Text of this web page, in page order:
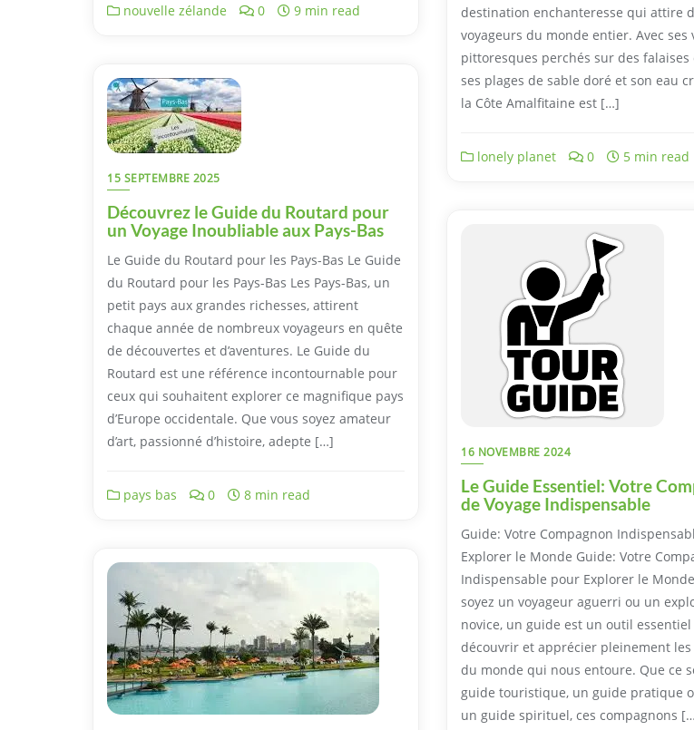
nouvelle zélande 0 9 min read
destination enchanteresse qui attire
voyageurs du monde entier. Avec ses
pittoresques perchés sur des falaises
ses plages de sable doré et son eau
la Côte Amalfitaine est […]
lonely planet 0 5 min read
15 SEPTEMBRE 2025
Découvrez le Guide du Routard pour
un Voyage Inoubliable aux Pays-Bas
Le Guide du Routard pour les Pays-Bas Le Guide
du Routard pour les Pays-Bas Les Pays-Bas, un
petit pays aux grandes richesses, attirent
chaque année de nombreux voyageurs en quête
de découvertes et d’aventures. Le Guide du
Routard est une référence incontournable pour
ceux qui souhaitent explorer ce magnifique pays
d’Europe occidentale. Que vous soyez amateur
d’art, passionné d’histoire, adepte […]
pays bas 0 8 min read
16 NOVEMBRE 2024
Le Guide Essentiel: Votre
de Voyage Indispensable
Guide: Votre Compagnon
Explorer le Monde Guide: Votre
Indispensable pour Explorer le
soyez un voyageur aguerri ou un
novice, un guide est un outil
découvrir et apprécier pleinement
du monde qui nous entoure. Que ce
guide touristique, un guide pratique
un guide spirituel, ces compagnons